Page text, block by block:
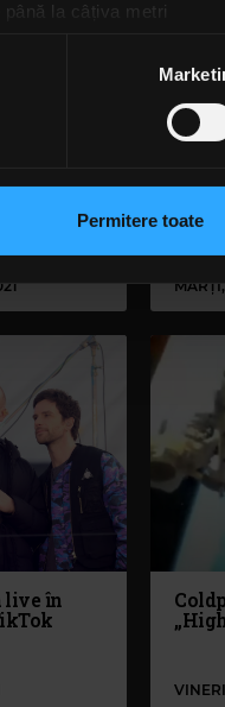
la câțiva metri
la
secțiunea
informații cu privire la
în urma folosirii
Permitere toate
nou EP
The
live în